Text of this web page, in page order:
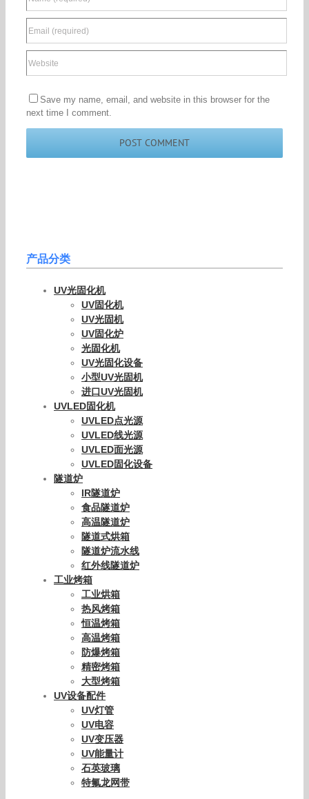
Save my name, email, and website in this browser for the
next time I comment.
产品分类
UV光固化机
UV固化机
UV光固机
UV固化炉
光固化机
UV光固化设备
小型UV光固机
进口UV光固机
UVLED固化机
UVLED点光源
UVLED线光源
UVLED面光源
UVLED固化设备
隧道炉
IR隧道炉
食品隧道炉
高温隧道炉
隧道式烘箱
隧道炉流水线
红外线隧道炉
工业烤箱
工业烘箱
热风烤箱
恒温烤箱
高温烤箱
防爆烤箱
精密烤箱
大型烤箱
UV设备配件
UV灯管
UV电容
UV变压器
UV能量计
石英玻璃
特氟龙网带